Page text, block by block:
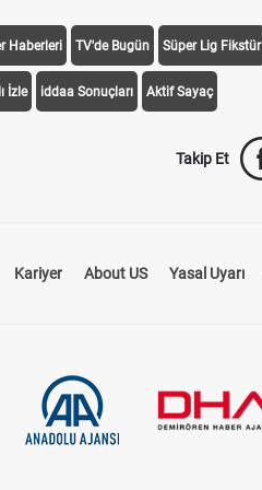
Haberleri TV'de Bugün Süper Lig Fikstür
İzle iddaa Sonuçları Aktif Sayaç
Takip Et
Kariyer About US Yasal Uyarı